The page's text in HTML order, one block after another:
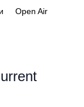
Open Air